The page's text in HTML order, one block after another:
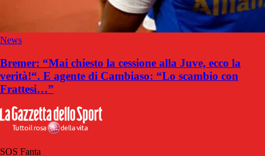
News
Bremer: “Mai chiesto la cessione alla Juve, ecco la
verità!“. E agente di Cambiaso: “Lo scambio con
Frattesi…”
SOS Fanta